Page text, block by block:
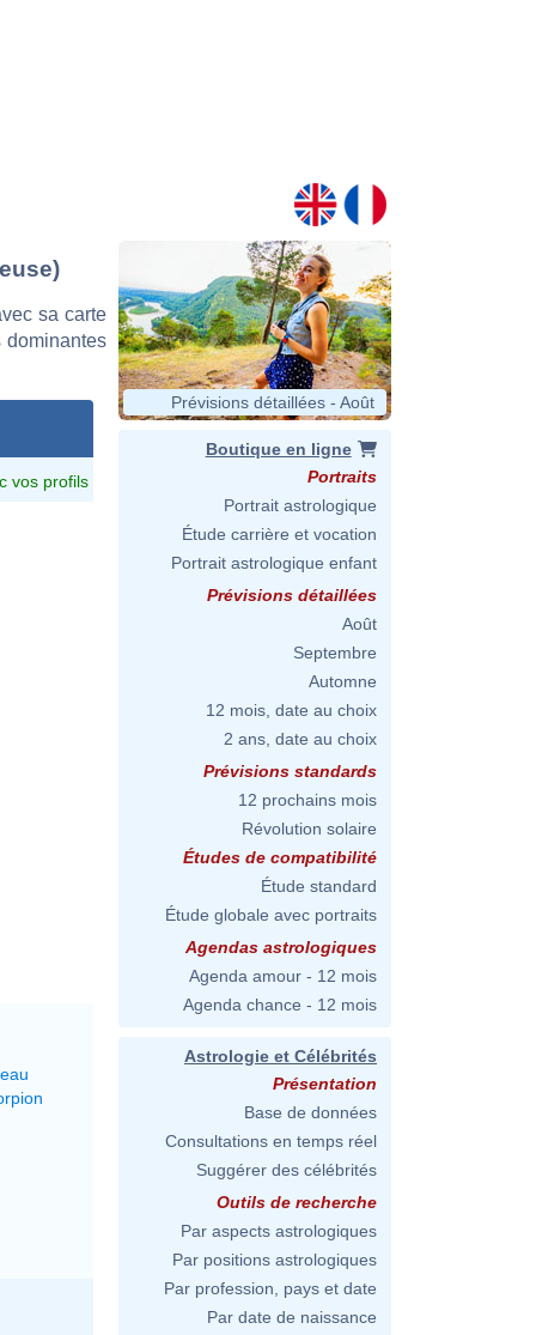
sa carte
vos profils
Prévisions détaillées - Août
Boutique en ligne
Portraits
Portrait astrologique
Étude carrière et vocation
Portrait astrologique enfant
Prévisions détaillées
Août
Septembre
Automne
12 mois, date au choix
2 ans, date au choix
Prévisions standards
12 prochains mois
Révolution solaire
Études de compatibilité
Étude standard
Étude globale avec portraits
Agendas astrologiques
Agenda amour - 12 mois
Agenda chance - 12 mois
Astrologie et Célébrités
Présentation
Base de données
Consultations en temps réel
Suggérer des célébrités
Outils de recherche
Par aspects astrologiques
Par positions astrologiques
Par profession, pays et date
Par date de naissance